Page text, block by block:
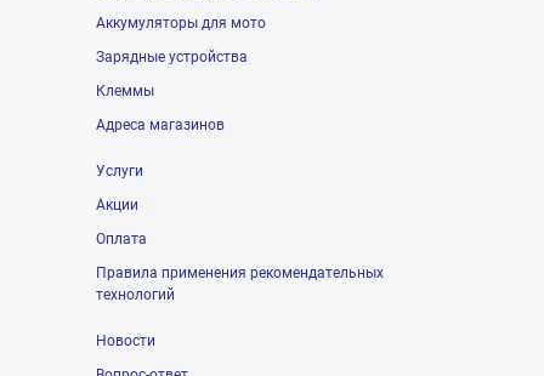
Аккумуляторы для мото
Зарядные устройства
Клеммы
Адреса магазинов
Услуги
Акции
Оплата
Правила применения рекомендательных
технологий
Новости